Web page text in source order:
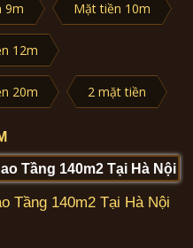
9m Mặt tiền 10m
12m
20m 2 mặt tiền
Tầng 140m2 Tại Hà Nội